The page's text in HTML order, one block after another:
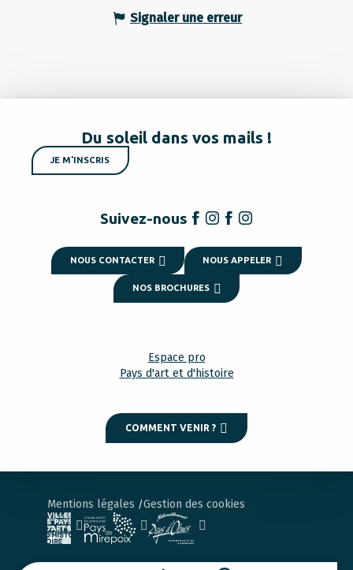
Signaler une erreur
Du soleil dans vos mails !
JE M'INSCRIS
Suivez-nous
NOUS CONTACTER NOUS APPELER
NOS BROCHURES
Espace pro
Pays d'art et d'histoire
COMMENT VENIR ?
Mentions légales Gestion des cookies